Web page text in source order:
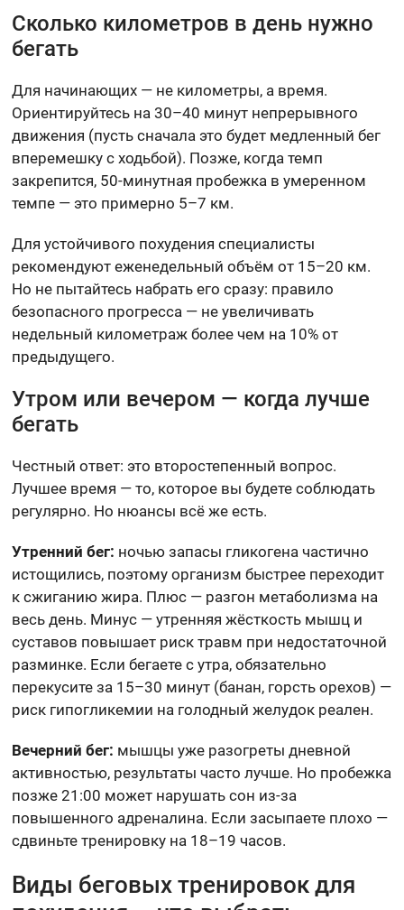
Сколько километров в день нужно
бегать
Для начинающих — не километры, а время.
Ориентируйтесь на 30–40 минут непрерывного
движения (пусть сначала это будет медленный бег
вперемешку с ходьбой). Позже, когда темп
закрепится, 50-минутная пробежка в умеренном
темпе — это примерно 5–7 км.
Для устойчивого похудения специалисты
рекомендуют еженедельный объём от 15–20 км.
Но не пытайтесь набрать его сразу: правило
безопасного прогресса — не увеличивать
недельный километраж более чем на 10% от
предыдущего.
Утром или вечером — когда лучше
бегать
Честный ответ: это второстепенный вопрос.
Лучшее время — то, которое вы будете соблюдать
регулярно. Но нюансы всё же есть.
Утренний бег: ночью запасы гликогена частично
истощились, поэтому организм быстрее переходит
к сжиганию жира. Плюс — разгон метаболизма на
весь день. Минус — утренняя жёсткость мышц и
суставов повышает риск травм при недостаточной
разминке. Если бегаете с утра, обязательно
перекусите за 15–30 минут (банан, горсть орехов) —
риск гипогликемии на голодный желудок реален.
Вечерний бег: мышцы уже разогреты дневной
активностью, результаты часто лучше. Но пробежка
позже 21:00 может нарушать сон из-за
повышенного адреналина. Если засыпаете плохо —
сдвиньте тренировку на 18–19 часов.
Виды беговых тренировок для